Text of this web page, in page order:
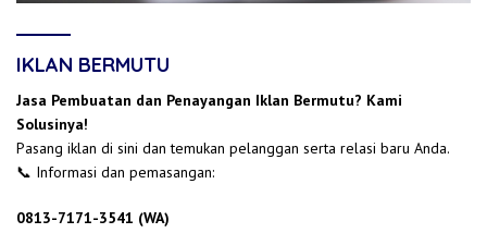
IKLAN BERMUTU
Jasa Pembuatan dan Penayangan Iklan Bermutu? Kami
Solusinya!
Pasang iklan di sini dan temukan pelanggan serta relasi baru Anda.
📞 Informasi dan pemasangan:
0813-7171-3541 (WA)